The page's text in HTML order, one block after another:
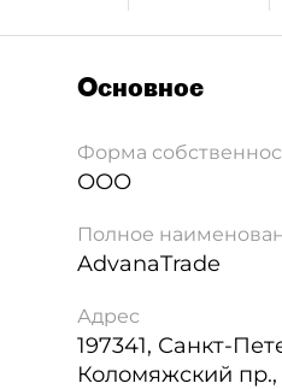
Основное
Форма
ООО
Полное
AdvanaTrade
Адрес
197341, Санкт-
Коломяжский пр.,